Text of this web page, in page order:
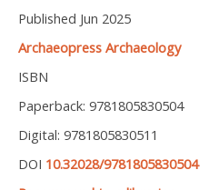
Published Jun 2025
Archaeopress Archaeology
ISBN
Paperback: 9781805830504
Digital: 9781805830511
DOI 10.32028/9781805830504